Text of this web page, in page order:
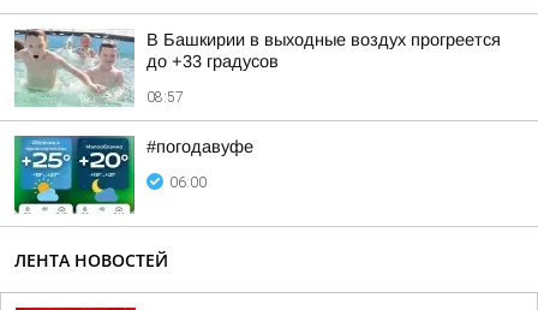
В Башкирии в выходные воздух прогреется
до +33 градусов
08:57
#погодавуфе
06:00
ЛЕНТА НОВОСТЕЙ